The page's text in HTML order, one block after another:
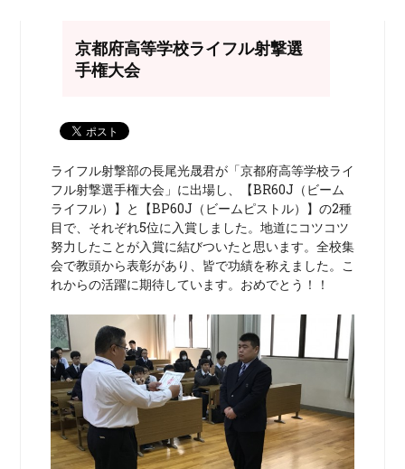
京都府高等学校ライフル射撃選
手権大会
ライフル射撃部の長尾光晟君が「京都府高等学校ライ
フル射撃選手権大会」に出場し、【BR60J（ビーム
ライフル）】と【BP60J（ビームピストル）】の2種
目で、それぞれ5位に入賞しました。地道にコツコツ
努力したことが入賞に結びついたと思います。全校集
会で教頭から表彰があり、皆で功績を称えました。こ
れからの活躍に期待しています。おめでとう！！